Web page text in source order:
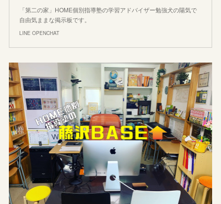
「第二の家」HOME個別指導塾の学習アドバイザー勉強犬の陽気で
自由気ままな掲示板です。
LINE OPENCHAT